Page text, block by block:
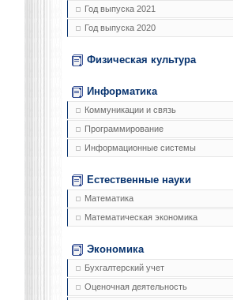
Год выпуска 2021
Год выпуска 2020
Физическая культура
Информатика
Коммуникации и связь
Программирование
Информационные системы
Естественные науки
Математика
Математическая экономика
Экономика
Бухгалтерский учет
Оценочная деятельность